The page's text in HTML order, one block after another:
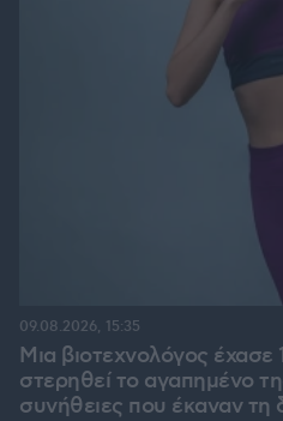
Μια βιοτεχνολόγος έχασε
στερηθεί το αγαπημένο
συνήθειες που έκαναν τη
09.08.2026, 15:35